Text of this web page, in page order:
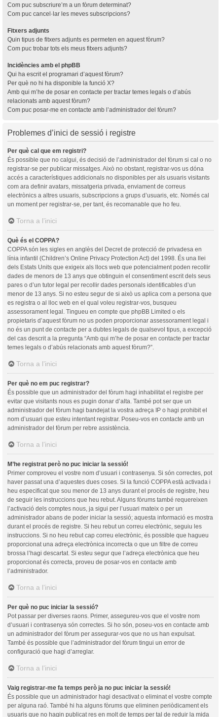
Com puc subscriure’m a un fòrum determinat?
Com puc cancel·lar les meves subscripcions?
Fitxers adjunts
Quin tipus de fitxers adjunts es permeten en aquest fòrum?
Com puc trobar tots els meus fitxers adjunts?
Incidències amb el phpBB
Qui ha escrit el programari d’aquest fòrum?
Per què no hi ha disponible la funció X?
Amb qui m’he de posar en contacte per tractar temes legals o d’abús
relacionats amb aquest fòrum?
Com puc posar-me en contacte amb l’administrador del fòrum?
Problemes d’inici de sessió i registre
Per què cal que em registri?
És possible que no calgui, és decisió de l’administrador del fòrum si cal o no
registrar-se per publicar missatges. Això no obstant, registrar-vos us dóna
accés a característiques addicionals no disponibles per als usuaris visitants
com ara definir avatars, missatgeria privada, enviament de correus
electrònics a altres usuaris, subscripcions a grups d’usuaris, etc. Només cal
un moment per registrar-se, per tant, és recomanable que ho feu.
Torna a l’inici
Què és el COPPA?
COPPA són les sigles en anglès del Decret de protecció de privadesa en
línia infantil (Children’s Online Privacy Protection Act) del 1998. És una llei
dels Estats Units que exigeix als llocs web que potencialment poden recollir
dades de menors de 13 anys que obtinguin el consentiment escrit dels seus
pares o d’un tutor legal per recollir dades personals identificables d’un
menor de 13 anys. Si no esteu segur de si això us aplica com a persona que
es registra o al lloc web en el qual voleu registrar-vos, busqueu
assessorament legal. Tingueu en compte que phpBB Limited o els
propietaris d’aquest fòrum no us poden proporcionar assessorament legal i
no és un punt de contacte per a dubtes legals de qualsevol tipus, a excepció
del cas descrit a la pregunta “Amb qui m’he de posar en contacte per tractar
temes legals o d’abús relacionats amb aquest fòrum?”.
Torna a l’inici
Per què no em puc registrar?
És possible que un administrador del fòrum hagi inhabilitat el registre per
evitar que visitants nous es pugin donar d’alta. També pot ser que un
administrador del fòrum hagi bandejat la vostra adreça IP o hagi prohibit el
nom d’usuari que esteu intentant registrar. Poseu-vos en contacte amb un
administrador del fòrum per rebre assistència.
Torna a l’inici
M’he registrat però no puc iniciar la sessió!
Primer comproveu el vostre nom d’usuari i contrasenya. Si són correctes, pot
haver passat una d’aquestes dues coses. Si la funció COPPA està activada i
heu especificat que sou menor de 13 anys durant el procés de registre, heu
de seguir les instruccions que heu rebut. Alguns fòrums també requereixen
l’activació dels comptes nous, ja sigui per l’usuari mateix o per un
administrador abans de poder iniciar la sessió; aquesta informació es mostra
durant el procés de registre. Si heu rebut un correu electrònic, seguiu les
instruccions. Si no heu rebut cap correu electrònic, és possible que hagueu
proporcionat una adreça electrònica incorrecta o que un filtre de correu
brossa l’hagi descartat. Si esteu segur que l’adreça electrònica que heu
proporcionat és correcta, proveu de posar-vos en contacte amb
l’administrador.
Torna a l’inici
Per què no puc iniciar la sessió?
Pot passar per diverses raons. Primer, assegureu-vos que el vostre nom
d’usuari i contrasenya són correctes. Si ho són, poseu-vos en contacte amb
un administrador del fòrum per assegurar-vos que no us han expulsat.
També és possible que l’administrador del fòrum tingui un error de
configuració que hagi d’arreglar.
Torna a l’inici
Vaig registrar-me fa temps però ja no puc iniciar la sessió!
És possible que un administrador hagi desactivat o eliminat el vostre compte
per alguna raó. També hi ha alguns fòrums que eliminen periòdicament els
usuaris que no hagin publicat res en molt de temps per tal de reduir la mida